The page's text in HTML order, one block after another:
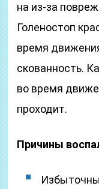
на из-за
Голеностоп
время
скованность.
во время
проходит.
Причины